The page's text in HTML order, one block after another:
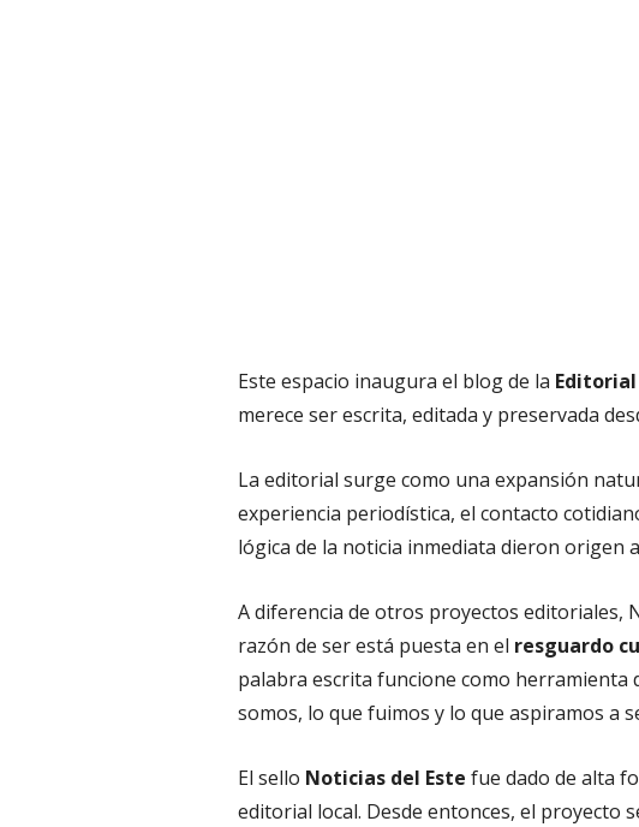
Este espacio inaugura el blog de la
merece ser escrita, editada y preservada
La editorial surge como una expansión
experiencia periodística, el contacto
lógica de la noticia inmediata dieron origen
A diferencia de otros proyectos editoriales,
razón de ser está puesta en el resguardo
palabra escrita funcione como herramienta
somos, lo que fuimos y lo que aspiramos a
El sello Noticias del Este fue dado de alta
editorial local. Desde entonces, el proyecto